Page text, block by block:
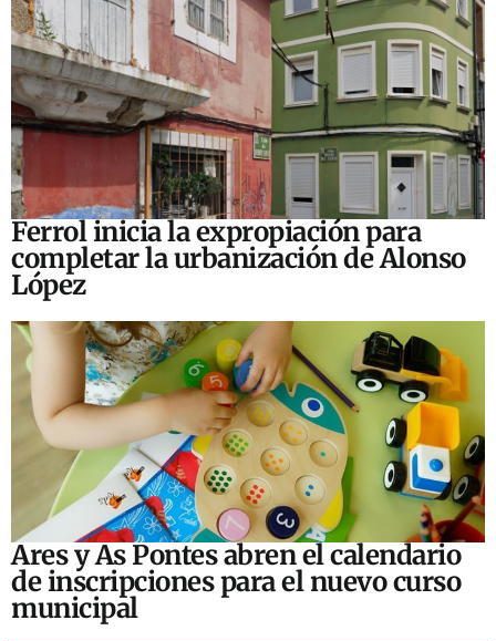
Ferrol inicia la expropiación para
completar la urbanización de Alonso
López
Ares y As Pontes abren el calendario
de inscripciones para el nuevo curso
municipal